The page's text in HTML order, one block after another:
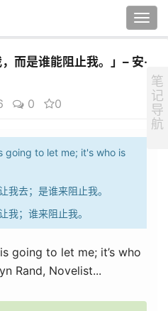
而是谁能阻止我。」– 安‧
0 0
going to let me; it's who is
我去；是谁来阻止我。
我；谁来阻止我。
going to let me; it’s who
Rand, Novelist...
笔
记
导
航